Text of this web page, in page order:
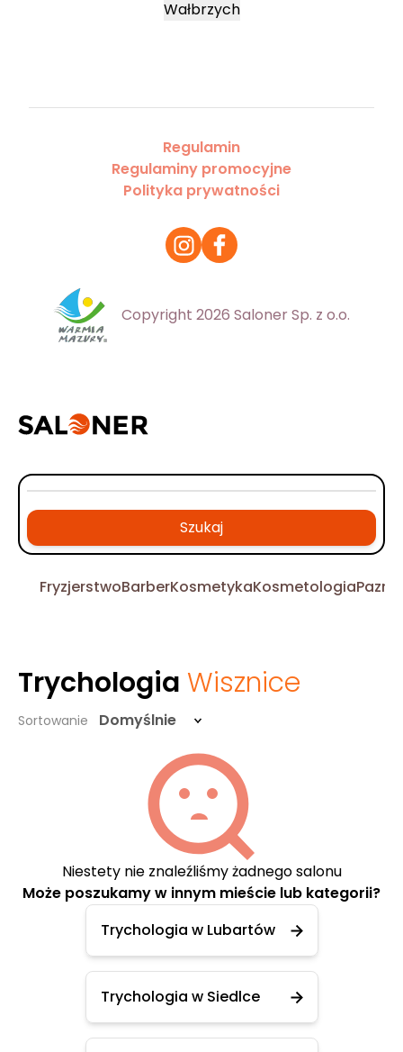
Wałbrzych
Regulamin
Regulaminy promocyjne
Polityka prywatności
Copyright 2026 Saloner Sp. z o.o.
Szukaj
FryzjerstwoBarberKosmetykaKosmetologia
Trychologia Wisznice
Sortowanie Domyślnie
Niestety nie znaleźliśmy żadnego salonu
Może poszukamy w innym mieście lub kategorii?
Trychologia w Lubartów
Trychologia w Siedlce